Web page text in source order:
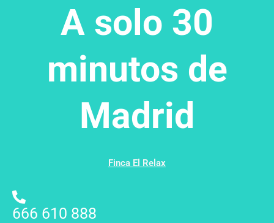
A solo 30
minutos de
Madrid
Finca El Relax
666 610 888